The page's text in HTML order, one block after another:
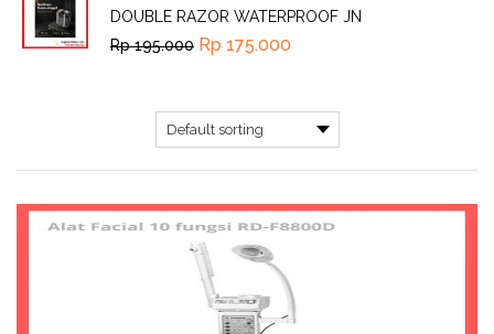
DOUBLE RAZOR WATERPROOF JN
Rp195.000 Rp 175.000